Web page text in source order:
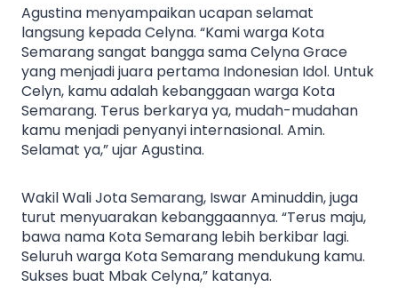
Agustina menyampaikan ucapan selamat
langsung kepada Celyna. “Kami warga Kota
Semarang sangat bangga sama Celyna Grace
yang menjadi juara pertama Indonesian Idol. Untuk
Celyn, kamu adalah kebanggaan warga Kota
Semarang. Terus berkarya ya, mudah-mudahan
kamu menjadi penyanyi internasional. Amin.
Selamat ya,” ujar Agustina.
Wakil Wali Jota Semarang, Iswar Aminuddin, juga
turut menyuarakan kebanggaannya. “Terus maju,
bawa nama Kota Semarang lebih berkibar lagi.
Seluruh warga Kota Semarang mendukung kamu.
Sukses buat Mbak Celyna,” katanya.